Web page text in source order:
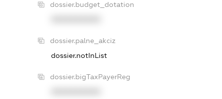
dossier.budget_dotation
dossier.palne_akciz
dossier.notInList
dossier.bigTaxPayerReg